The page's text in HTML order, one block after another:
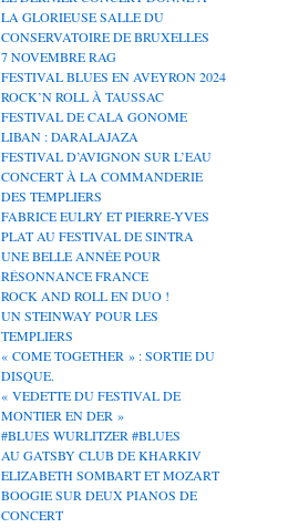
LA GLORIEUSE SALLE DU
CONSERVATOIRE DE BRUXELLES
7 NOVEMBRE RAG
FESTIVAL BLUES EN AVEYRON 2024
ROCK’N ROLL À TAUSSAC
FESTIVAL DE CALA GONOME
LIBAN : DARALAJAZA
FESTIVAL D’AVIGNON SUR L’EAU
CONCERT À LA COMMANDERIE
DES TEMPLIERS
FABRICE EULRY ET PIERRE-YVES
PLAT AU FESTIVAL DE SINTRA
UNE BELLE ANNÉE POUR
RÉSONNANCE FRANCE
ROCK AND ROLL EN DUO !
UN STEINWAY POUR LES
TEMPLIERS
« COME TOGETHER » : SORTIE DU
DISQUE.
« VEDETTE DU FESTIVAL DE
MONTIER EN DER »
#BLUES WURLITZER #BLUES
AU GATSBY CLUB DE KHARKIV
ELIZABETH SOMBART ET MOZART
BOOGIE SUR DEUX PIANOS DE
CONCERT